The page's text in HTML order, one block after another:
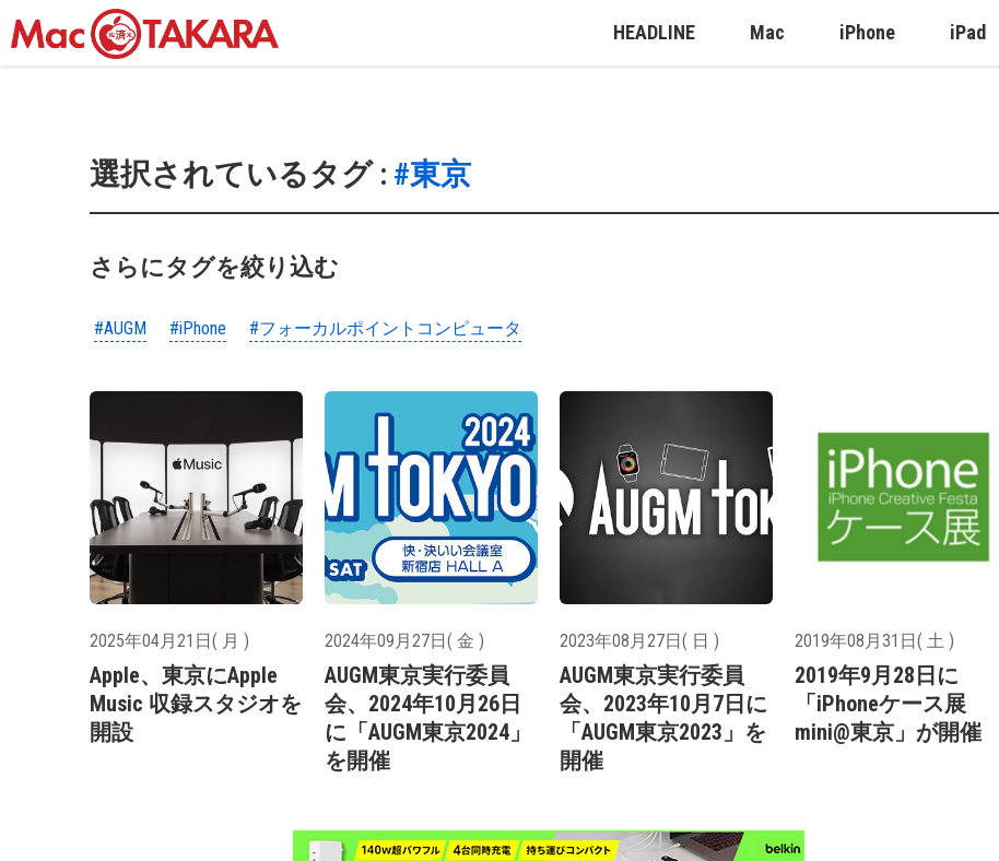
HEADLINE Mac iPhone iPad
選択されているタグ : #東京
さらにタグを絞り込む
#AUGM #iPhone #フォーカルポイントコンピュータ
2025年04月21日( 月 )
Apple、東京にApple
Music 収録スタジオを
開設
2024年09月27日( 金 )
AUGM東京実行委員
会、2024年10月26日
に「AUGM東京2024」
を開催
2023年08月27日( 日 )
AUGM東京実行委員
会、2023年10月7日に
「AUGM東京2023」を
開催
2019年08月31日( 土 )
2019年9月28日に
「iPhoneケース展
mini@東京」が開催